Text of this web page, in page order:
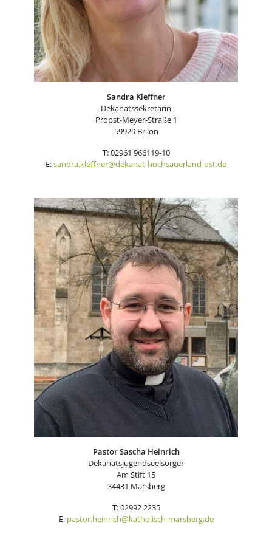
Sandra Kleffner
Dekanatssekretärin
Propst-Meyer-Straße 1
59929 Brilon
T: 02961 966119-10
E:sandra.kleffner@dekanat-hochsauerland-ost.de
Pastor Sascha Heinrich
Dekanatsjugendseelsorger
Am Stift 15
34431 Marsberg
T: 02992 2235
E: pastor.heinrich@katholisch-marsberg.de